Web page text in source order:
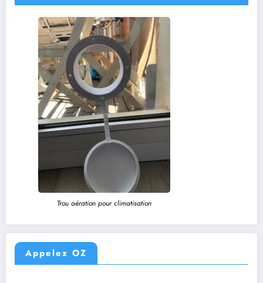
Trou aération pour climatisation
Appelez OZ